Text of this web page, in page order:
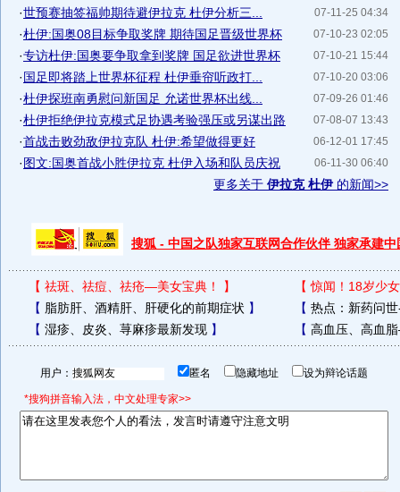
07-11-25 04:34
·世预赛抽签福帅期待避伊拉克 杜伊分析三...
07-10-23 02:05
·杜伊:国奥08目标争取奖牌 期待国足晋级世界杯
07-10-21 15:44
·专访杜伊:国奥要争取拿到奖牌 国足欲进世界杯
07-10-20 03:06
·国足即将踏上世界杯征程 杜伊垂帘听政打...
07-09-26 01:46
·杜伊探班南勇慰问新国足 允诺世界杯出线...
07-08-07 13:43
·杜伊拒绝伊拉克模式足协遇考验强压或另谋出路
06-12-01 17:45
·首战击败劲敌伊拉克队 杜伊:希望做得更好
06-11-30 06:40
·图文:国奥首战小胜伊拉克 杜伊入场和队员庆祝
更多关于 伊拉克 杜伊的新闻>>
搜狐 - 中国之队独家互联网合作伙伴 独家承建中
【 祛斑、祛痘、祛疮—美女宝典！ 】 【惊闻！18岁少
【 脂肪肝、酒精肝、肝硬化的前期症状 】 【 热点：新药问
【 湿疹、皮炎、荨麻疹最新发现】 【 高血压、高血
用户： 匿名 隐藏地址 设为辩论话题
*搜狗拼音输入法，中文处理专家>>